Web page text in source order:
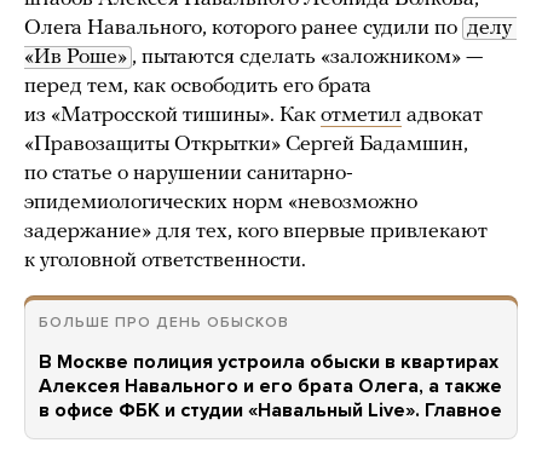
Олега Навального, которого ранее судили по делу
«Ив Роше» , пытаются сделать «заложником» —
перед тем, как освободить его брата
из «Матросской тишины». Как отметил адвокат
«Правозащиты Открытки» Сергей Бадамшин,
по статье о нарушении санитарно-
эпидемиологических норм «невозможно
задержание» для тех, кого впервые привлекают
к уголовной ответственности.
БОЛЬШЕ ПРО ДЕНЬ ОБЫСКОВ
В Москве полиция устроила обыски в квартирах
Алексея Навального и его брата Олега, а также
в офисе ФБК и студии «Навальный Live». Главное